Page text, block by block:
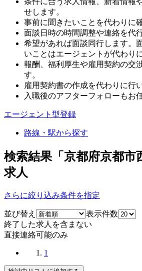
せします。
事前に聞きたいことを代わりに
面談日時の時間調整や連絡を代
希望があれば面談同行します。
いことはエージェントが代わり
報酬、福利厚生や雇用契約の交
す。
雇用契約書の作成を代わりに行
入職後のアフターフォローもお
エージェント型登録
路線・駅から探す
検索結果「京都府京都市
求人
さらに絞り込み条件を指定
並び替え
表示件数
終了した求人を含まない
直接連絡可能のみ
1